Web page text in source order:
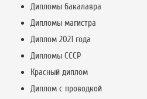
Дипломы бакалавра
Дипломы магистра
Диплом 2021 года
Дипломы СССР
Красный диплом
Диплом с проводкой